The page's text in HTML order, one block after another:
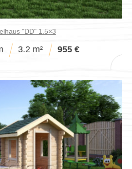
"DD" 1.5×3
3.2 m² 955 €